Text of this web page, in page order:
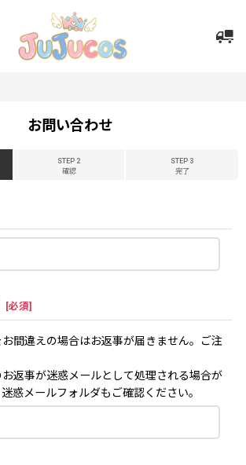
お問い合わせ
STEP 2
確認
STEP 3
完了
[必須]
間違えの場合はお返事が届きません。ご注
返事が迷惑メールとして処理される場合が
惑メールフォルダもご確認ください。